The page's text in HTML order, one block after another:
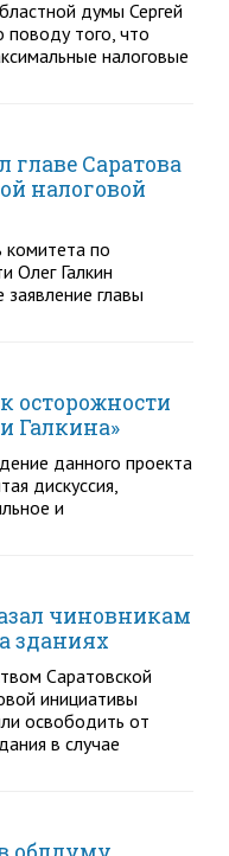
думы Сергей
поводу того, что
налоговые
главе Саратова
налоговой
комитета по
Олег Галкин
главы
осторожности
Галкина»
данного проекта
дискуссия,
и
чиновникам
зданиях
Саратовской
инициативы
освободить от
в случае